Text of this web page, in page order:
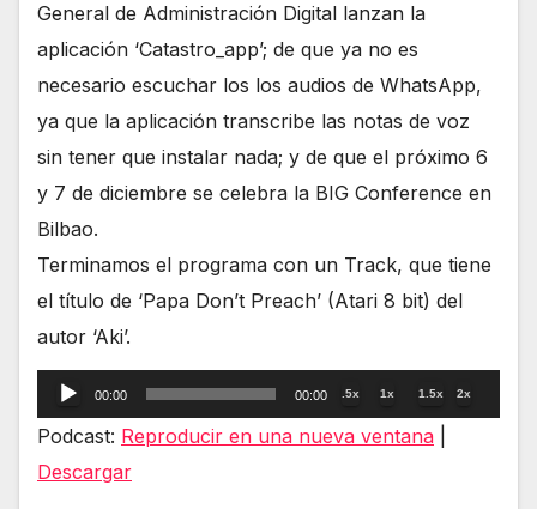
General de Administración Digital lanzan la
aplicación ‘Catastro_app’; de que ya no es
necesario escuchar los los audios de WhatsApp,
ya que la aplicación transcribe las notas de voz
sin tener que instalar nada; y de que el próximo 6
y 7 de diciembre se celebra la BIG Conference en
Bilbao.
Terminamos el programa con un Track, que tiene
el título de ‘Papa Don’t Preach’ (Atari 8 bit) del
autor ‘Aki’.
Reproductor
de
00:00 00:00 .5x 1x 1.5x 2x
Podcast: Reproducir en una nueva ventana
Descargar